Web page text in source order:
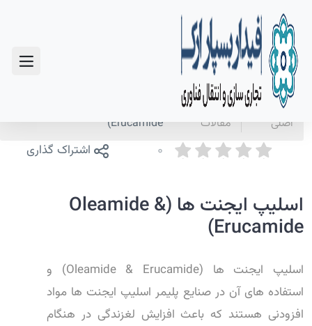
صفحه
اصلی
اخبار و
مقالات
Erucamide)
0 اشتراک گذاری
اسلیپ ایجنت ها (Oleamide &
Erucamide)
اسلیپ ایجنت ها (Oleamide & Erucamide) و
استفاده های آن در صنایع پلیمر اسلیپ ایجنت ها مواد
افزودنی هستند که باعث افزایش لغزندگی در هنگام